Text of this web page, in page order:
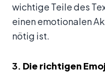
wichtige Teile des
einen emotionalen
nötig ist.
3. Die richtigen